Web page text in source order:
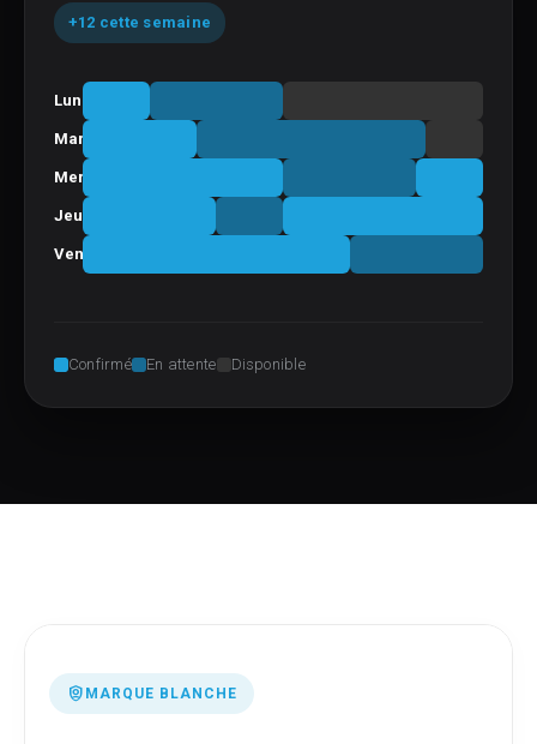
+12 cette semaine
Lun.
Mar.
Mer.
Jeu.
Ven.
Confirmé En attente Disponible
shield_person MARQUE BLANCHE